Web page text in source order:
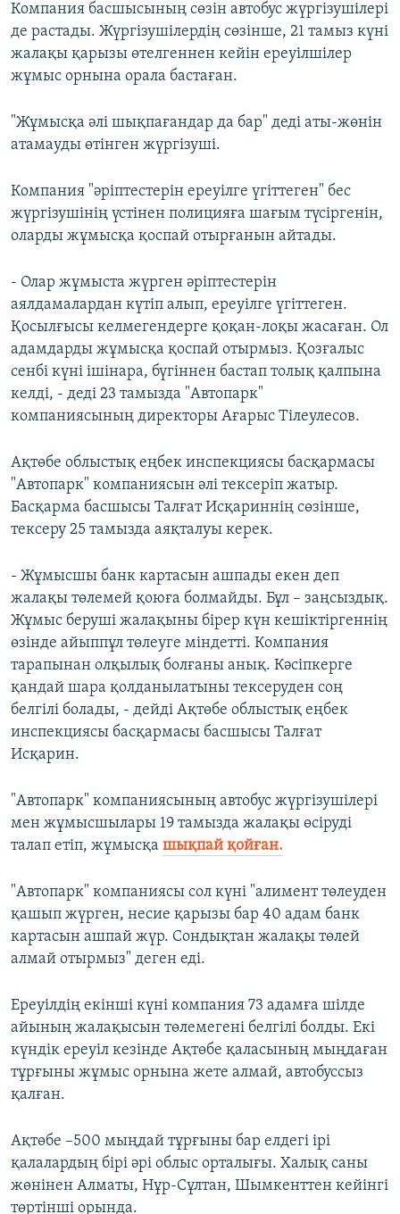
Компания басшысының сөзін автобус жүргізушілері
де растады. Жүргізушілердің сөзінше, 21 тамыз күні
жалақы қарызы өтелгеннен кейін ереуілшілер
жұмыс орнына орала бастаған.
"Жұмысқа әлі шықпағандар да бар" деді аты-жөнін
атамауды өтінген жүргізуші.
Компания "әріптестерін ереуілге үгіттеген" бес
жүргізушінің үстінен полицияға шағым түсіргенін,
оларды жұмысқа қоспай отырғанын айтады.
- Олар жұмыста жүрген әріптестерін
аялдамалардан күтіп алып, ереуілге үгіттеген.
Қосылғысы келмегендерге қоқан-лоқы жасаған. Ол
адамдарды жұмысқа қоспай отырмыз. Қозғалыс
сенбі күні ішінара, бүгіннен бастап толық қалпына
келді, - деді 23 тамызда "Автопарк"
компаниясының директоры Ағарыс Тілеулесов.
Ақтөбе облыстық еңбек инспекциясы басқармасы
"Автопарк" компаниясын әлі тексеріп жатыр.
Басқарма басшысы Талғат Исқариннің сөзінше,
тексеру 25 тамызда аяқталуы керек.
- Жұмысшы банк картасын ашпады екен деп
жалақы төлемей қоюға болмайды. Бұл – заңсыздық.
Жұмыс беруші жалақыны бірер күн кешіктіргеннің
өзінде айыппұл төлеуге міндетті. Компания
тарапынан олқылық болғаны анық. Кәсіпкерге
қандай шара қолданылатыны тексеруден соң
белгілі болады, - дейді Ақтөбе облыстық еңбек
инспекциясы басқармасы басшысы Талғат
Исқарин.
"Автопарк" компаниясының автобус жүргізушілері
мен жұмысшылары 19 тамызда жалақы өсіруді
талап етіп, жұмысқа шықпай қойған.
"Автопарк" компаниясы сол күні "алимент төлеуден
қашып жүрген, несие қарызы бар 40 адам банк
картасын ашпай жүр. Сондықтан жалақы төлей
алмай отырмыз" деген еді.
Ереуілдің екінші күні компания 73 адамға шілде
айының жалақысын төлемегені белгілі болды. Екі
күндік ереуіл кезінде Ақтөбе қаласының мыңдаған
тұрғыны жұмыс орнына жете алмай, автобуссыз
қалған.
Ақтөбе –500 мыңдай тұрғыны бар елдегі ірі
қалалардың бірі әрі облыс орталығы. Халық саны
жөнінен Алматы, Нұр-Сұлтан, Шымкенттен кейінгі
төртінші орында.